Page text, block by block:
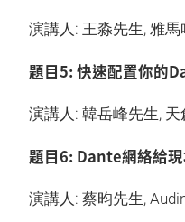
演講人: 王淼先生, 雅
題目5: 快速配置你的
演講人: 韓岳峰先生,
題目6: Dante網絡給
演講人: 蔡昀先生,